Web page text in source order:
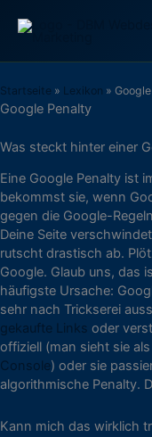
Inhalt
Startseite » Lexikon »
Google Penalty
Was steckt hinter einer
Eine Google Penalty ist
bekommst sie, wenn
gegen die Google-
Deine Seite
rutscht drastisch ab.
Google. Glaub uns, das
häufigste Ursache:
sehr nach Trickserei
gekaufte Links oder
offiziell (man sieht sie
Console) oder sie
algorithmische Penalty.
Kann mich das wirklich